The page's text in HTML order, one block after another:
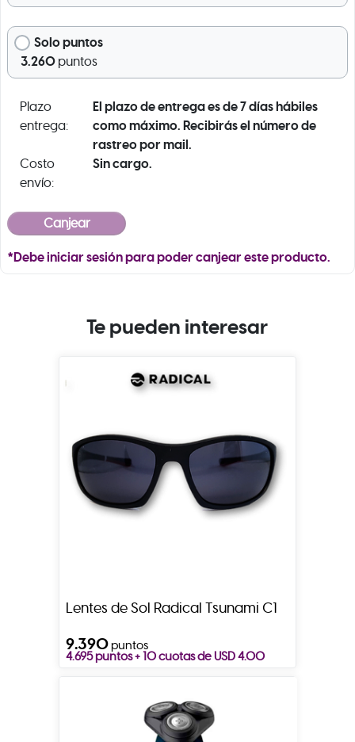
Solo puntos
3.260 puntos
Plazo
entrega:
El plazo de entrega es de 7 días hábiles
como máximo. Recibirás el número de
rastreo por mail.
Costo
envío:
Sin cargo.
*Debe iniciar sesión para poder canjear este producto.
Te pueden interesar
Lentes de Sol Radical Tsunami C1
9.390puntos
4.695 puntos + 10 cuotas de USD 4.00